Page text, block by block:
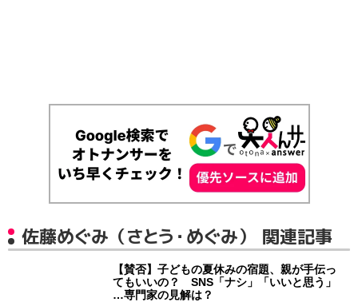
佐藤めぐみ（さとう・めぐみ） 関連記事
【賛否】子どもの夏休みの宿題、親が手伝っ
てもいいの？ SNS「ナシ」「いいと思う」
…専門家の見解は？